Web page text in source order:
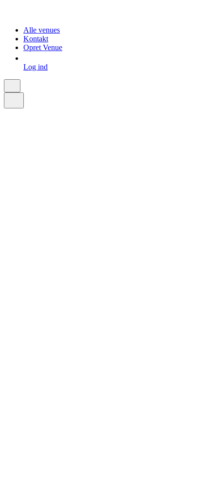
Alle venues
Kontakt
Opret Venue
Log ind